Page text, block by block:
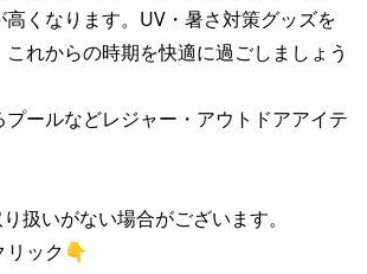
高くなります。UV・暑さ対策グッズを
これからの時期を快適に過ごしましょう
プールなどレジャー・アウトドアアイテ
扱いがない場合がございます。
リック👇